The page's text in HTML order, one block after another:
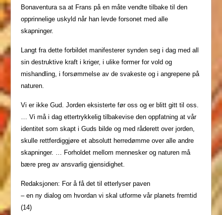
Bonaventura sa at Frans på en måte vendte tilbake til den
opprinnelige uskyld når han levde forsonet med alle
skapninger.
Langt fra dette forbildet manifesterer synden seg i dag med all
sin destruktive kraft i kriger, i ulike former for vold og
mishandling, i forsømmelse av de svakeste og i angrepene på
naturen.
Vi er ikke Gud. Jorden eksisterte før oss og er blitt gitt til oss.
… Vi må i dag ettertrykkelig tilbakevise den oppfatning at vår
identitet som skapt i Guds bilde og med råderett over jorden,
skulle rettferdiggjøre et absolutt herredømme over alle andre
skapninger. … Forholdet mellom mennesker og naturen må
bære preg av ansvarlig gjensidighet.
Redaksjonen: For å få det til etterlyser paven
– en ny dialog om hvordan vi skal utforme vår planets fremtid
(14)